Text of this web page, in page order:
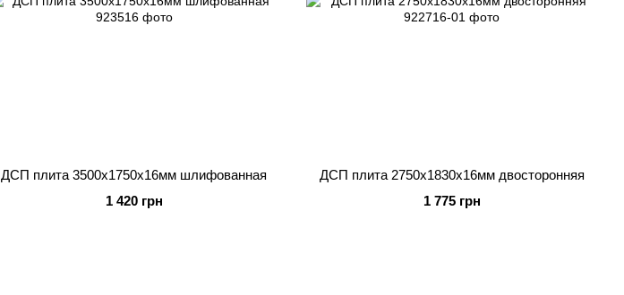
ДСП плита 3500x1750x16мм шлифованная
1 420 грн
ДСП плита 2750x1830x16мм двосторонняя
1 775 грн